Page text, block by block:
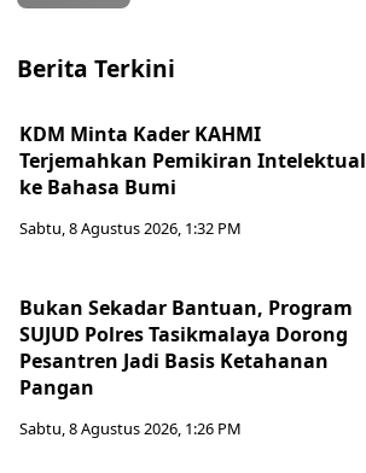
Berita Terkini
KDM Minta Kader KAHMI
Terjemahkan Pemikiran Intelektual
ke Bahasa Bumi
Sabtu, 8 Agustus 2026, 1:32 PM
Bukan Sekadar Bantuan, Program
SUJUD Polres Tasikmalaya Dorong
Pesantren Jadi Basis Ketahanan
Pangan
Sabtu, 8 Agustus 2026, 1:26 PM